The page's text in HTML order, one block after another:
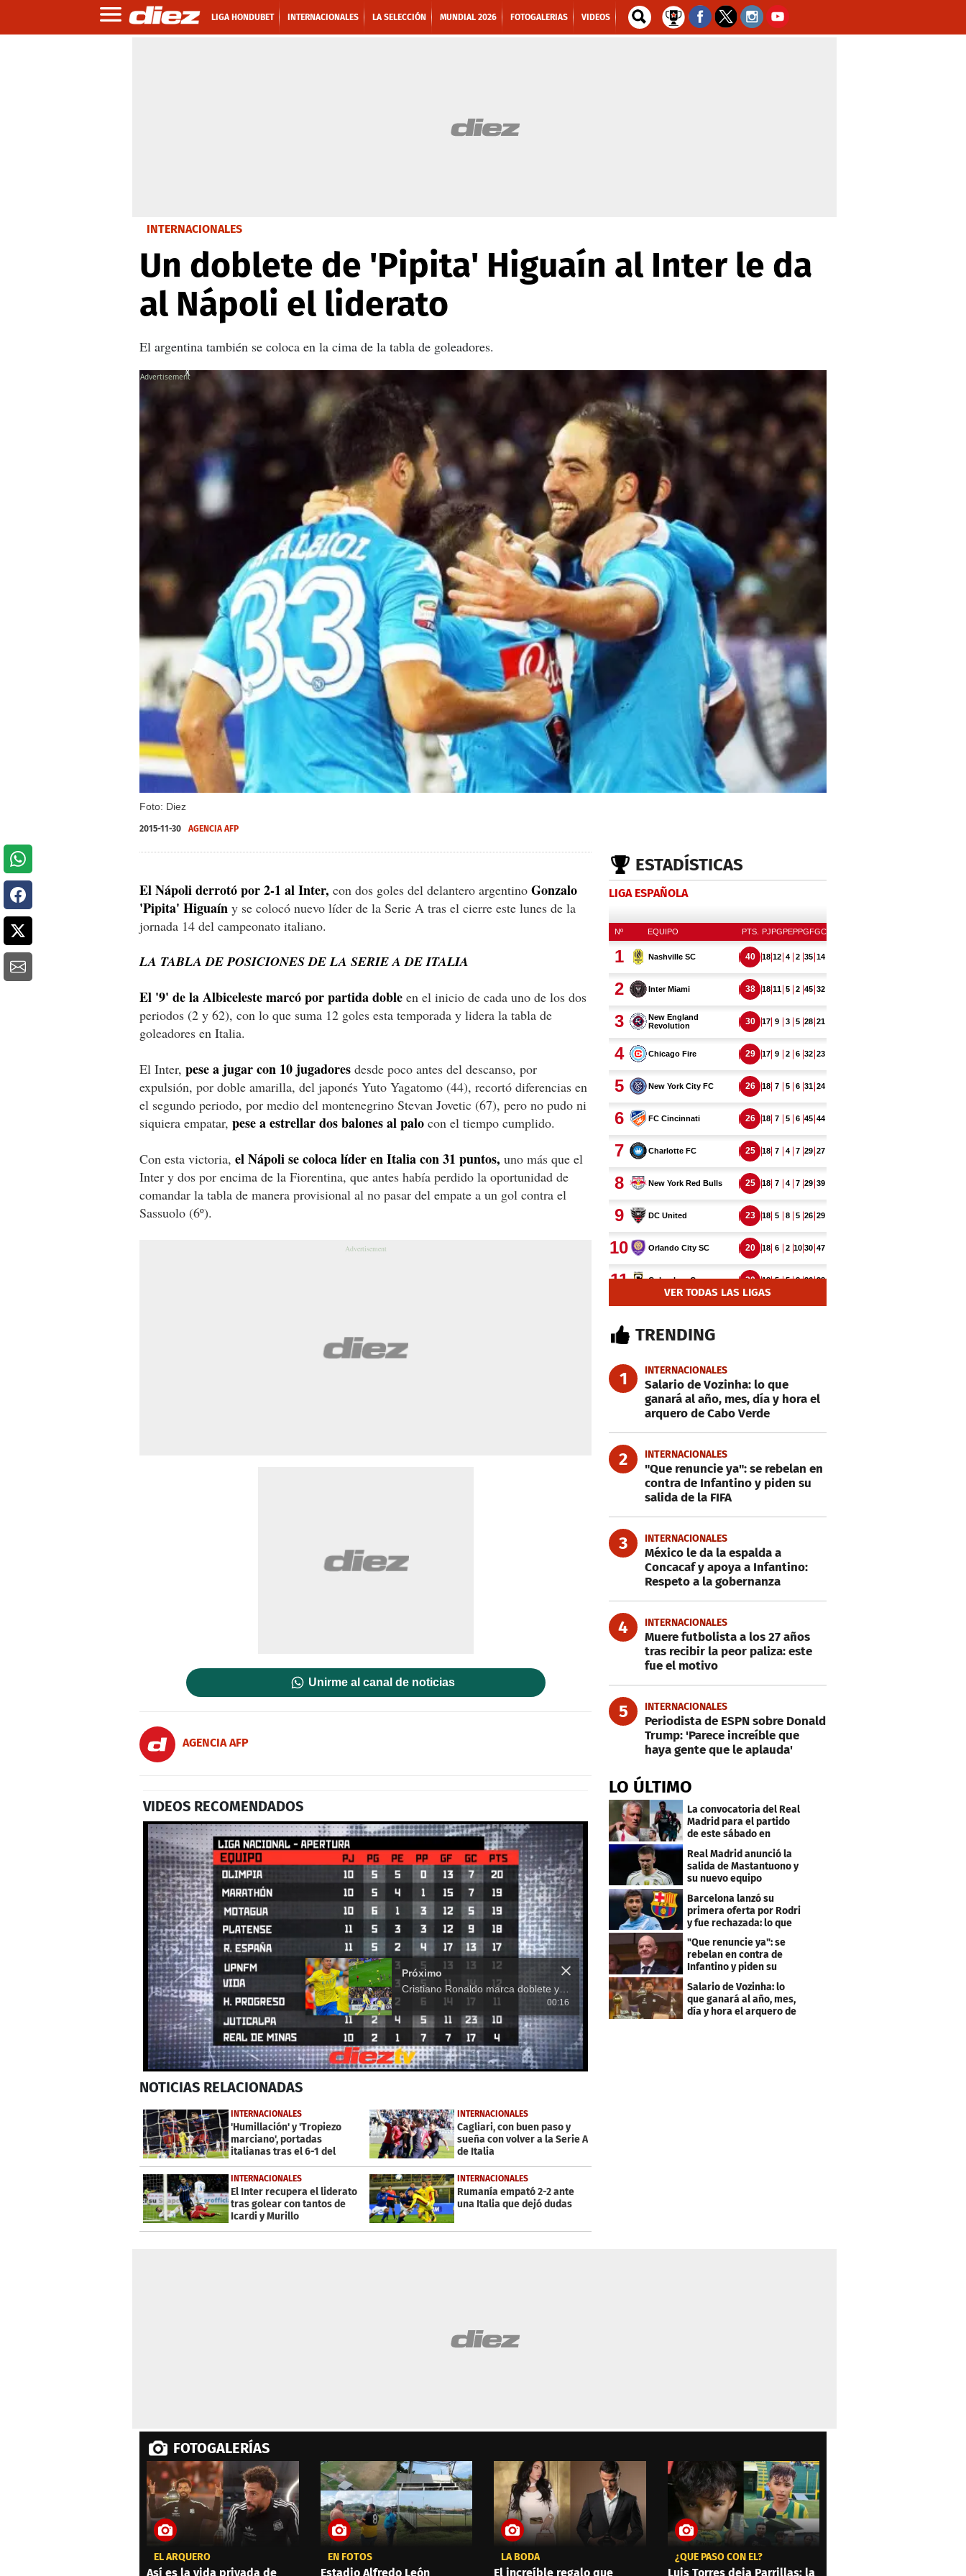
LIGA HONDUBET INTERNACIONALES LA SELECCIÓN MUNDIAL 2026 FOTOGALERIAS VIDEOS
INTERNACIONALES
Un doblete de 'Pipita' Higuaín al Inter le da
al Nápoli el liderato
El argentina también se coloca en la cima de la tabla de goleadores.
Foto: Diez
X
2015-11-30 AGENCIA AFP
El Nápoli derrotó por 2-1 al Inter, con dos goles del delantero argentino Gonzalo
'Pipita' Higuaín y se colocó nuevo líder de la Serie A tras el cierre este lunes de la
jornada 14 del campeonato italiano.
LA TABLA DE POSICIONES DE LA SERIE A DE ITALIA
El '9' de la Albiceleste marcó por partida doble en el inicio de cada uno de los dos
periodos (2 y 62), con lo que suma 12 goles esta temporada y lidera la tabla de
goleadores en Italia.
El Inter, pese a jugar con 10 jugadores desde poco antes del descanso, por
expulsión, por doble amarilla, del japonés Yuto Yagatomo (44), recortó diferencias en
el segundo periodo, por medio del montenegrino Stevan Jovetic (67), pero no pudo ni
siquiera empatar, pese a estrellar dos balones al palo con el tiempo cumplido.
Con esta victoria, el Nápoli se coloca líder en Italia con 31 puntos, uno más que el
Inter y dos por encima de la Fiorentina, que antes había perdido la oportunidad de
comandar la tabla de manera provisional al no pasar del empate a un gol contra el
Sassuolo (6º).
Unirme al canal de noticias
AGENCIA AFP
VIDEOS RECOMENDADOS
seconds
19
secondsVolume
0%
Próximo
​Cristiano Ronaldo marca doblete y llega a 923 goles: hunde más a Messi en la tabla de máximos goleadores de la historia
00:16
NOTICIAS RELACIONADAS
INTERNACIONALES
'Humillación' y 'Tropiezo
marciano', portadas
italianas tras el 6-1 del
Barcelona
INTERNACIONALES
Cagliari, con buen paso y
sueña con volver a la Serie A
de Italia
INTERNACIONALES
El Inter recupera el liderato
tras golear con tantos de
Icardi y Murillo
INTERNACIONALES
Rumanía empató 2-2 ante
una Italia que dejó dudas
ESTADÍSTICAS
LIGA ESPAÑOLA
VER TODAS LAS LIGAS
TRENDING
1 INTERNACIONALES
Salario de Vozinha: lo que
ganará al año, mes, día y hora el
arquero de Cabo Verde
2 INTERNACIONALES
"Que renuncie ya": se rebelan en
contra de Infantino y piden su
salida de la FIFA
3 INTERNACIONALES
México le da la espalda a
Concacaf y apoya a Infantino:
Respeto a la gobernanza
4 INTERNACIONALES
Muere futbolista a los 27 años
tras recibir la peor paliza: este
fue el motivo
5 INTERNACIONALES
Periodista de ESPN sobre Donald
Trump: 'Parece increíble que
haya gente que le aplauda'
LO ÚLTIMO
La convocatoria del Real
Madrid para el partido
de este sábado en
Budapest
Real Madrid anunció la
salida de Mastantuono y
su nuevo equipo
Barcelona lanzó su
primera oferta por Rodri
y fue rechazada: lo que
"Que renuncie ya": se
rebelan en contra de
Infantino y piden su
salida de la FIFA
Salario de Vozinha: lo
que ganará al año, mes,
día y hora el arquero de
FOTOGALERÍAS
EL ARQUERO
Así es la vida privada de
EN FOTOS
Estadio Alfredo León
LA BODA
El increíble regalo que
¿QUÉ PASÓ CON ÉL?
Luis Torres deja Parrillas: la